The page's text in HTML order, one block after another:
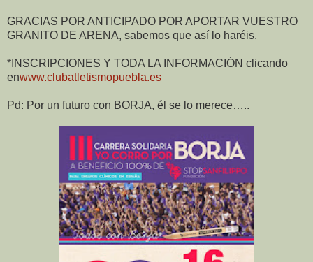
GRACIAS POR ANTICIPADO POR APORTAR VUESTRO
GRANITO DE ARENA, sabemos que así lo haréis.
*INSCRIPCIONES Y TODA LA INFORMACIÓN clicando
enwww.clubatletismopuebla.es
Pd: Por un futuro con BORJA, él se lo merece…..